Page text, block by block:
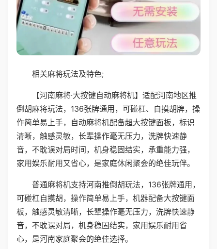
相关麻将玩法及特色;
【河南麻将·大按键自动麻将机】适配河南地区推
倒胡麻将玩法，136张牌通用，可碰杠、自摸胡牌，操
作简单易上手，自动麻将机配备超大按键面板，标识
清晰，触感灵敏，长辈操作毫无压力，洗牌快速静
音，不耽误对局时间，机身稳固结实，承重能力强，
家用娱乐耐用又省心，是家庭休闲聚会的绝佳玩伴。
普通麻将机支持河南推倒胡玩法，136张牌通用，
可碰杠自摸胡，操作简单易上手，机器配备大按键面
板，触感灵敏清晰，长辈操作毫无压力，洗牌快速静
音，不耽误对局，机身稳固结实，家用娱乐耐用省
心，是河南家庭聚会的绝佳选择。